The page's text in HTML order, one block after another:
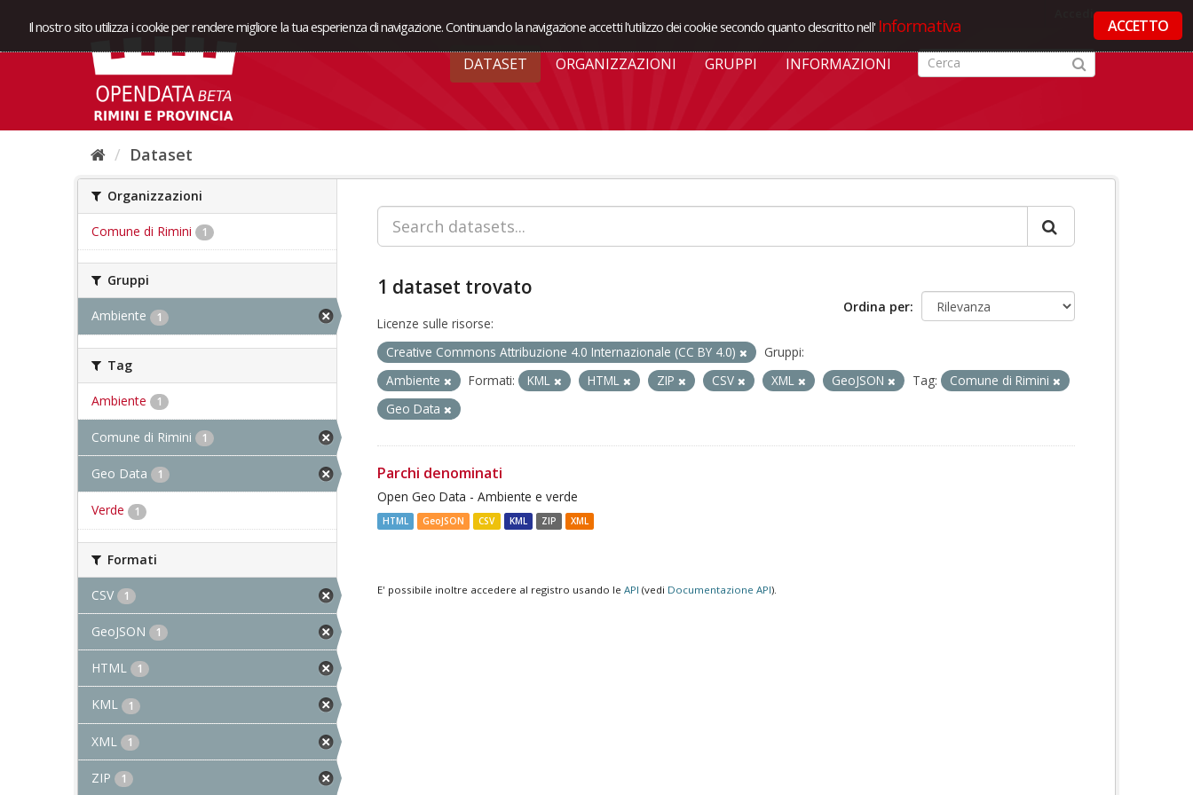
Il nostro sito utilizza i cookie per rendere migliore la tua esperienza di navigazione. Continuando la navigazione accetti l'utilizzo dei cookie secondo quanto descritto nell' Informativa ACCETTO
DATASET ORGANIZZAZIONI GRUPPI INFORMAZIONI
Dataset
Organizzazioni
Comune di Rimini 1
Gruppi
Ambiente 1
Tag
Ambiente 1
Comune di Rimini 1
Geo Data 1
Verde 1
Formati
CSV 1
GeoJSON 1
HTML 1
KML 1
XML 1
ZIP 1
Ordina per
1 dataset trovato
Licenze sulle risorse:
Creative Commons Attribuzione 4.0 Internazionale (CC BY 4.0)
Gruppi:
Ambiente
Formati: KML HTML ZIP CSV XML GeoJSON Tag:
Comune di Rimini
Geo Data
Parchi denominati
Open Geo Data - Ambiente e verde
HTML GeoJSON CSV KML ZIP XML
E' possibile inoltre accedere al registro usando le API (vedi Documentazione API).